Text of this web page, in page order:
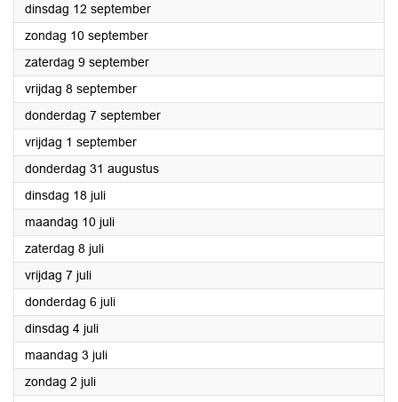
dinsdag 12 september2023
zondag 10 september2023
zaterdag 9 september2023
vrijdag 8 september2023
donderdag 7 september2023
vrijdag 1 september2023
donderdag 31 augustus2023
dinsdag 18 juli2023
maandag 10 juli2023
zaterdag 8 juli2023
vrijdag 7 juli2023
donderdag 6 juli2023
dinsdag 4 juli2023
maandag 3 juli2023
zondag 2 juli2023